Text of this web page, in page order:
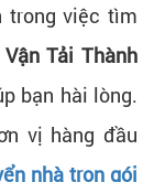
trong việc tìm
Vận Tải Thành
bạn hài lòng.
vị hàng đầu
nhà trọn gói